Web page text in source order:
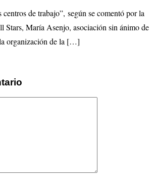
de trabajo”, según se comentó por la
Stars, María Asenjo, asociación sin ánimo de
organización de la […]